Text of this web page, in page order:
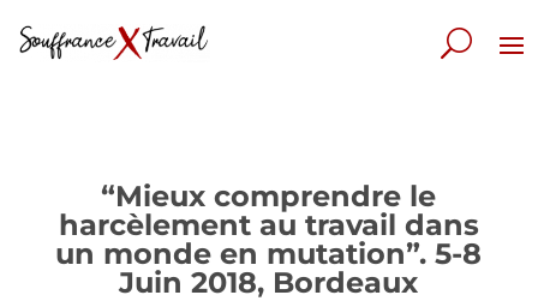
“Mieux comprendre le
harcèlement au travail dans
un monde en mutation”. 5-8
Juin 2018, Bordeaux